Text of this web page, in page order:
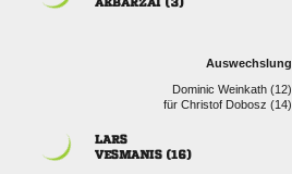
 
Auswechslung
  
für  

 